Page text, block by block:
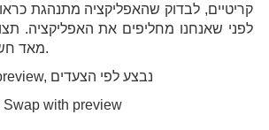
קריטיים, לבדוק שהאפליקציה מתנהגת
לפני שאנחנו מחליפים את האפליקציה.
מאד חשוב כדי למנוע תקלות.
הגדרת Swap with preview, נבצע לפי הצעדים
with preview